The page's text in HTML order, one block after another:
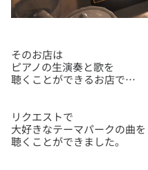
そのお店は
ピアノの生演奏と歌を
リクエストで
大好きなテーマパークの曲を